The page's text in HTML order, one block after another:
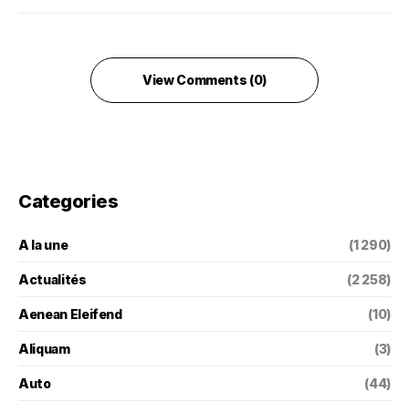
View Comments (0)
Categories
A la une (1 290)
Actualités (2 258)
Aenean Eleifend (10)
Aliquam (3)
Auto (44)